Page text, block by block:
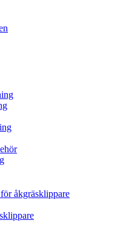
åkgräsklippare